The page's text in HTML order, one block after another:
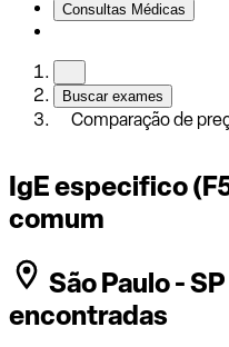
Consultas Médicas
Buscar exames
Comparação de
IgE especifico
comum
São Paulo -
encontradas